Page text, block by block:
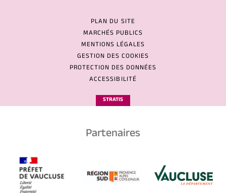
PLAN DU SITE
MARCHÉS PUBLICS
MENTIONS LÉGALES
GESTION DES COOKIES
PROTECTION DES DONNÉES
ACCESSIBILITÉ
STRATIS
Partenaires